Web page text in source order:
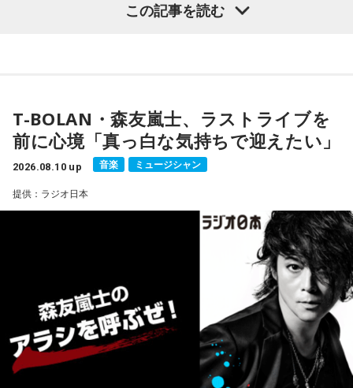
大森：うれしいね！ 本当におめでとう！
＜番組概要＞
番組名：SCHOOL OF LOCK!
放送日時：月曜～木曜 22:00～23:55／金曜 22:00～22:55
Gacharic Spin）、たんぼ教頭（溝上たんぼ）
https://www.tfm.co.jp/lock/
8月27日（木）ナイツ、箕輪はるか（ハリセンボン） ＜ゲ
この記事を読む
T-BOLAN・森友嵐士、ラストライブを
前に心境「真っ白な気持ちで迎えたい」
2026.08.10 up 音楽 ミュージシャン
提供：ラジオ日本